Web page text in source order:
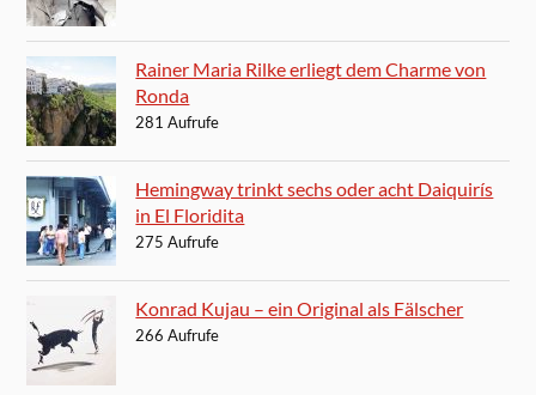
Rainer Maria Rilke erliegt dem Charme von
Ronda
281 Aufrufe
Hemingway trinkt sechs oder acht Daiquirís
in El Floridita
275 Aufrufe
Konrad Kujau – ein Original als Fälscher
266 Aufrufe